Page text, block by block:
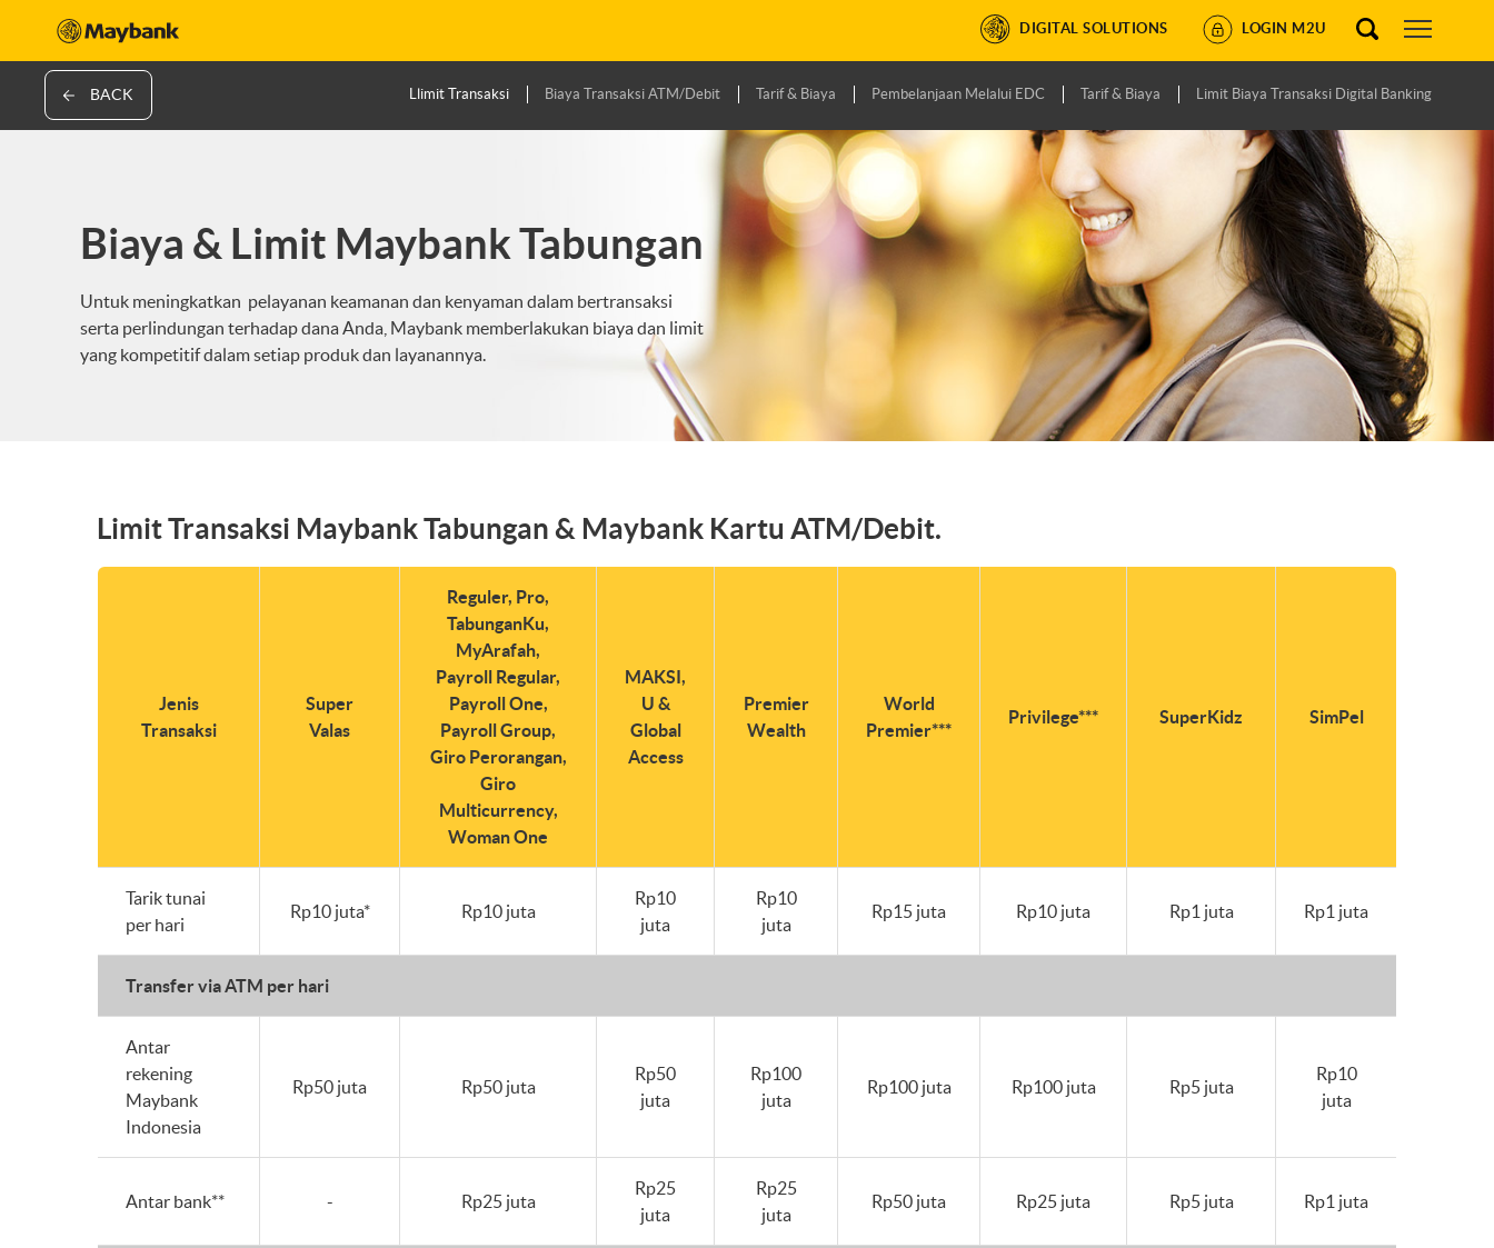
DIGITAL SOLUTIONS LOGIN M2U
BACK Llimit Transaksi Biaya Transaksi ATM/Debit Tarif & Biaya Pembelanjaan Melalui EDC Tarif & Biaya Limit Biaya Transaksi Digital Banking
Biaya & Limit Maybank Tabungan
Untuk meningkatkan pelayanan keamanan dan kenyaman dalam bertransaksi
serta perlindungan terhadap dana Anda, Maybank memberlakukan biaya dan limit
yang kompetitif dalam setiap produk dan layanannya.
Limit Transaksi Maybank Tabungan & Maybank Kartu ATM/Debit.
Jenis
Transaksi
Super
Valas
Reguler, Pro,
TabunganKu,
MyArafah,
Payroll Regular,
Payroll One,
Payroll Group,
Giro Perorangan,
Giro
Multicurrency,
Woman One
MAKSI,
U &
Global
Access
Premier
Wealth
World
Premier***
Privilege*** SuperKidz SimPel
Tarik tunai
per hari
Rp10 juta* Rp10 juta
Rp10
juta
Rp10
juta
Rp15 juta Rp10 juta Rp1 juta Rp1 juta
Transfer via ATM per hari
Antar
rekening
Maybank
Indonesia
Rp50 juta Rp50 juta
Rp50
juta
Rp100
juta
Rp100 juta Rp100 juta Rp5 juta
Rp10
juta
Antar bank** - Rp25 juta
Rp25
juta
Rp25
juta
Rp50 juta Rp25 juta Rp5 juta Rp1 juta